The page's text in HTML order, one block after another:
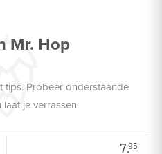
Mr. Hop
tips. Probeer onderstaande
je verrassen.
7.95